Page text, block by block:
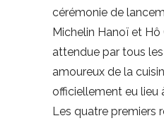
cérémonie de
Michelin Hanoï et Hô
attendue par tous
amoureux de la
officiellement eu lieu
Les quatre premiers